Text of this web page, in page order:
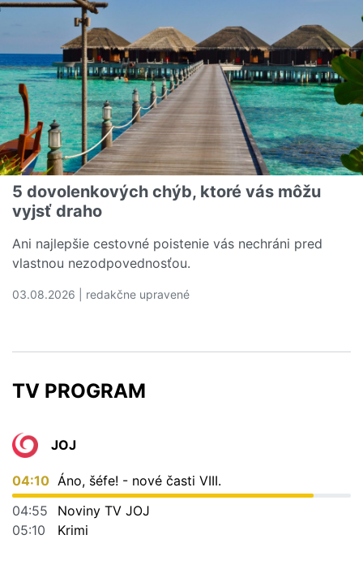
5 dovolenkových chýb, ktoré vás môžu
vyjsť draho
Ani najlepšie cestovné poistenie vás nechráni pred
vlastnou nezodpovednosťou.
03.08.2026 | redakčne upravené
TV PROGRAM
JOJ
04:10 Áno, šéfe! - nové časti VIII.
04:55
Noviny TV JOJ
05:10
Krimi